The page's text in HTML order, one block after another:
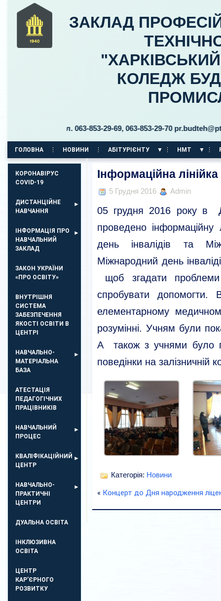
ЗАКЛАД
КОЛЕДЖ
30 тел. 063-853-29-69, 063-853-29-70
ГОЛОВНА НОВИНИ АБІТУРІЄНТУ НМТ
КОРОНАВІРУС
COVID-19
ДИСТАНЦІЙНЕ
НАВЧАННЯ
ІНФОРМАЦІЯ ПРО
НАВЧАЛЬНИЙ
ЗАКЛАД
ЗАКОН УКРАЇНИ
«ПРО ОСВІТУ»
ВНУТРІШНЯ
СИСТЕМА
ЗАБЕЗПЕЧЕННЯ
ЯКОСТІ ОСВІТИ В
ЦЕНТРІ
НАВЧАЛЬНО-
МАТЕРІАЛЬНА
БАЗА
АТЕСТАЦІЯ
ПЕДАГОГІЧНИХ
ПРАЦІВНИКІВ
НАВЧАЛЬНИЙ
ПРОЦЕС
КВАЛІФІКАЦІЙНИЙ
ЦЕНТР
НАВЧАЛЬНО-
ПРАКТИЧНІ
ЦЕНТРИ
ДУАЛЬНА ОСВІТА
ІНКЛЮЗИВНА
ОСВІТА
ЦЕНТР
КАР’ЄРНОГО
РОЗВИТКУ
Інформаційна лінійка
5 Грудня 2016 Admin
05 грудня 2016 року в
проведено
день інвалідів та
Міжнародний день
щоб згадати
спробувати допомогти.
елементарному
розумінні. Учням були
А також з учнями було
поведінки на залізничній
Категорія: Новини
« Концерт до Дня народження